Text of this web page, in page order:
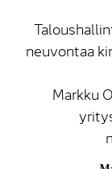
neuvontaa
Markku